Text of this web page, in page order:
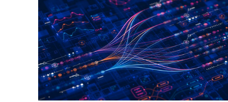
individuelles
Notre boutique en ligne vous permet d'acheter et de
télécharger rapidement des documents à l'unité.
Acheter des normes